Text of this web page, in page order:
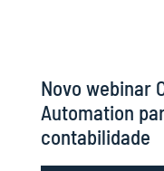
Novo webinar
Automation
contabilidade